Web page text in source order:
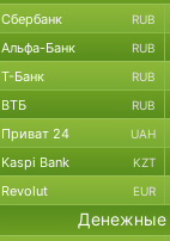
Сбербанк RUB
Альфа-Банк RUB
Т-Банк RUB
ВТБ RUB
Приват 24 UAH
Kaspi Bank KZT
Revolut EUR
Денежные